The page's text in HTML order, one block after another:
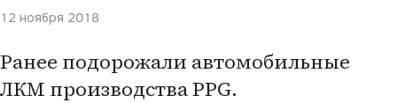
12 ноября 2018
Ранее подорожали автомобильные
ЛКМ производства PPG.